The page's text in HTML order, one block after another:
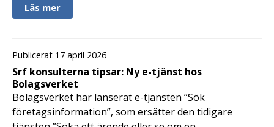
Läs mer
Publicerat 17 april 2026
Srf konsulterna tipsar: Ny e-tjänst hos
Bolagsverket
Bolagsverket har lanserat e-tjänsten ”Sök
företagsinformation”, som ersätter den tidigare